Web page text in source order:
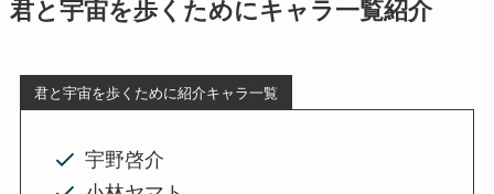
君と宇宙を歩くためにキャラ一覧紹介
君と宇宙を歩くために紹介キャラ一覧
宇野啓介